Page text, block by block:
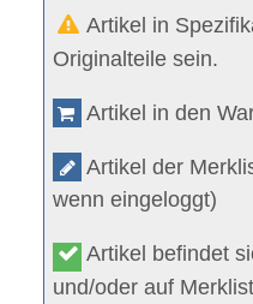
Artikel in
Originalteile sein.
Artikel in den
Artikel der
wenn eingeloggt)
Artikel befindet
und/oder auf